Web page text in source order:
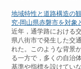
地域特性と道路構造の
究-岡山県赤磐市を対象
近年，通学路における
県八街市で発生した交
れた。このような背景
る一方で，多くの自治
基準や指標を設けてい